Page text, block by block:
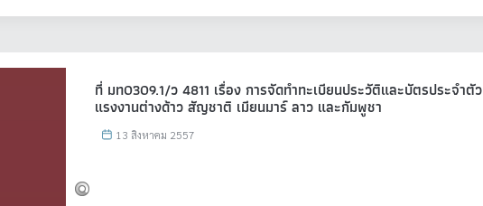
ที่ มท0309.1/ว 4811 เรื่อง การจัดทำทะเบียนประวัติและบัตรประจำตัว
แรงงานต่างด้าว สัญชาติ เมียนมาร์ ลาว และกัมพูชา
13 สิงหาคม 2557